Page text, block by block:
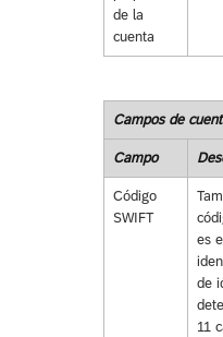
de la
cuenta
Campos de
Campo
Código
SWIFT
es
de
11